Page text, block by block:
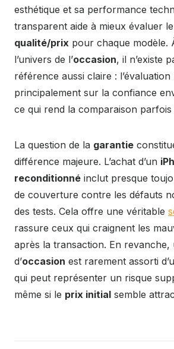
esthétique et sa performance
transparent aide à mieux évaluer le
qualité/prix pour chaque modèle.
l’univers de l’occasion, il n’existe
référence aussi claire : l’évaluation
principalement sur la confiance
ce qui rend la comparaison parfois
La question de la garantie
différence majeure. L’achat d’un
reconditionné inclut presque
de couverture contre les défauts
des tests. Cela offre une véritable
rassure ceux qui craignent les
après la transaction. En revanche,
d’occasion est rarement assorti
qui peut représenter un risque
même si le prix initial semble